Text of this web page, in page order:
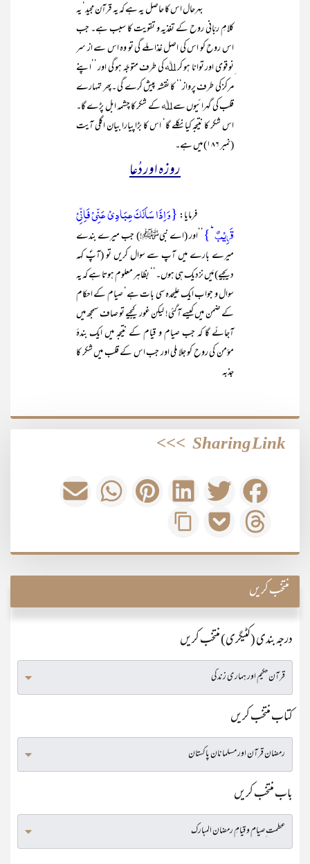
بہرحال اس کا حاصل یہ ہے کہ یہ قرآن مجید‘ یہ
کلامِ ربّانی روح کے تغذیہ و تقویت کا سبب ہے۔ جب
اس روح کو اس کی اصل غذا ملے گی تو وہ اس سے از سر
ِنو قوی اور توانا ہو کر ﷲ کی طرف متوجّہ ہو گی اور ’’اپنے
مرکز کی طرف پرواز‘‘ کا نقشہ پیش کرے گی ۔پھر تمہارے
قلب کی گہرائیوں سے ﷲ کے شکر کا چشمہ ابل پڑے گا۔
اس شکر کا نتیجہ کیا نکلے گا‘ اس کا بڑا پیارا بیان اگلی آیت
(نمبر ۱۸۶) میں ہے۔
روزہ اور دُعا
فرمایا:{وَ اِذَا سَاَلَکَ عِبَادِیۡ عَنِّیۡ فَاِنِّیۡ
قَرِیۡبٌ ؕ} ’’اور (اے نبیﷺ!) جب میرے بندے
میرے بارے میں آپ سے سوال کریں تو (آپؐ کہہ
دیجیے) مَیں نزدیک ہی ہوں۔‘‘ بظاہر معلوم ہوتا ہے کہ یہ
سوال و جواب ایک علیحدہ سی بات ہے‘ صیام کے احکام
کے ضمن میں کیسے آگئی! لیکن غور کیجیے تو صاف سمجھ میں
آجائے گا کہ جب صیام و قیام کے نتیجہ میں ایک بندۂ
مؤمن کی روح کو جلا ملی اور جب اس کے قلب میں شکر کا
جذبہ
Sharing Link
>>>
منتخب کریں
درجہ بندی (کٹیگری) منتخب کریں
کتاب منتخب کریں
باب منتخب کریں